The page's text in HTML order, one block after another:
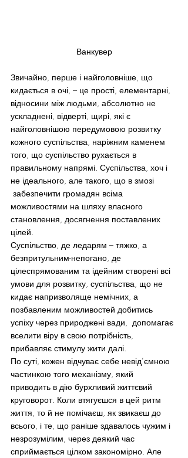
Ванкувер
Звичайно, перше і найголовніше, що
кидається в очі, – це прості, елементарні,
відносини між людьми, абсолютно не
ускладнені, відверті, щирі, які є
найголовнішою передумовою розвитку
кожного суспільства, наріжним каменем
того, що суспільство рухається в
правильному напрямі. Суспільства, хоч і
не ідеального, але такого, що в змозі
забезпечити громадян всіма
можливостями на шляху власного
становлення, досягнення поставлених
цілей.
Суспільство, де ледарям – тяжко, а
безпритульним-непогано, де
цілеспрямованим та ідейним створені всі
умови для розвитку, суспільства, що не
кидає напризволяще немічних, а
позбавленим можливостей добитись
успіху через природжені вади,  допомагає
вселити віру в свою потрібність,
прибавляє стимулу жити далі.
По суті, кожен відчуває себе невід’ємною
частинкою того механізму, який
приводить в дію бурхливий життєвий
круговорот. Коли втягуєшся в цей ритм
життя, то й не помічаєш, як звикаєш до
всього, і те, що раніше здавалось чужим і
незрозумілим, через деякий час
сприймається цілком закономірно. Але